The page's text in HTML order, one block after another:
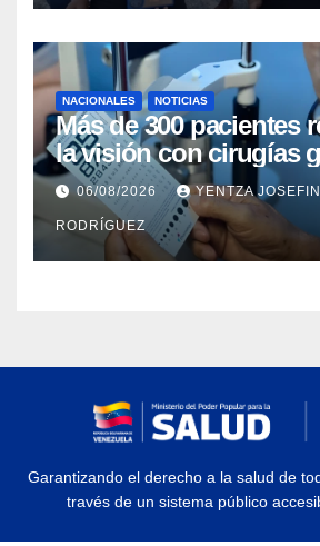
NACIONALES NOTICIAS
Más de 300 pacientes
la visión con cirugías
cataratas en Zulia
06/08/2026 YENTZA
RODRÍGUEZ
Garantizando el derecho a la salud de
través de un sistema público